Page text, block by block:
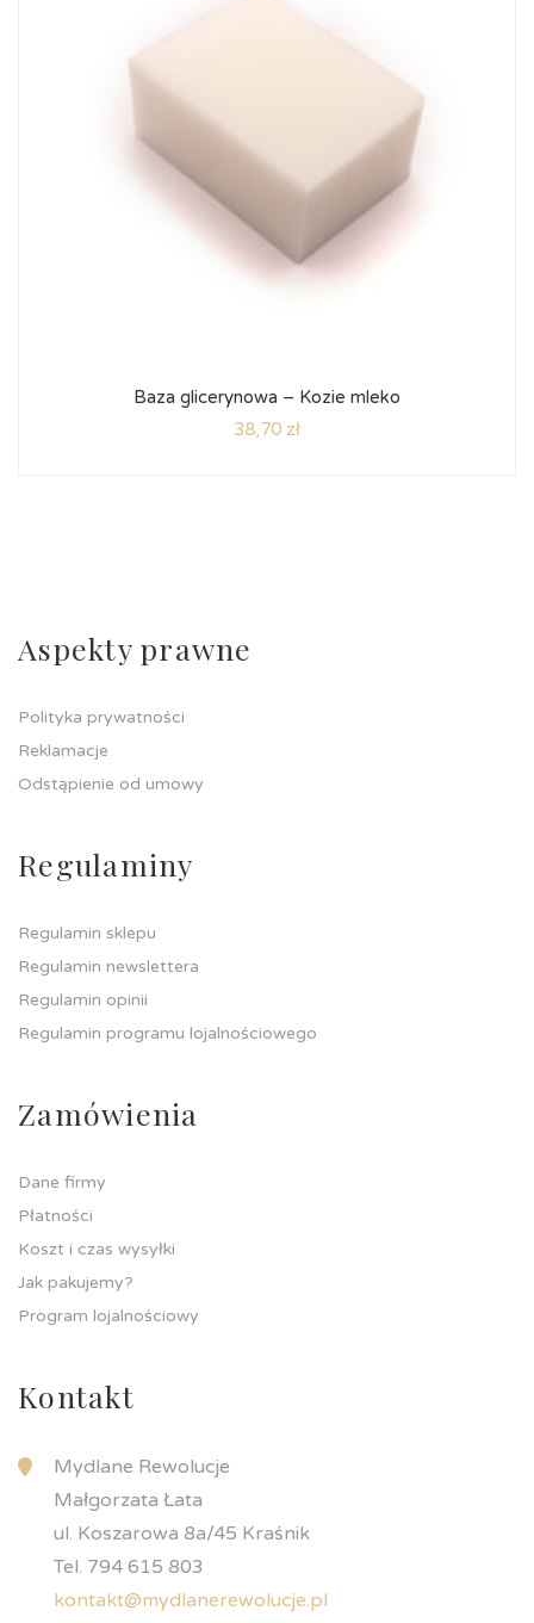
Baza glicerynowa – Kozie mleko
38,70 zł
Aspekty prawne
Polityka prywatności
Reklamacje
Odstąpienie od umowy
Regulaminy
Regulamin sklepu
Regulamin newslettera
Regulamin opinii
Regulamin programu lojalnościowego
Zamówienia
Dane firmy
Płatności
Koszt i czas wysyłki
Jak pakujemy?
Program lojalnościowy
Kontakt
Mydlane Rewolucje
Małgorzata Łata
ul. Koszarowa 8a/45 Kraśnik
Tel. 794 615 803
kontakt@mydlanerewolucje.pl